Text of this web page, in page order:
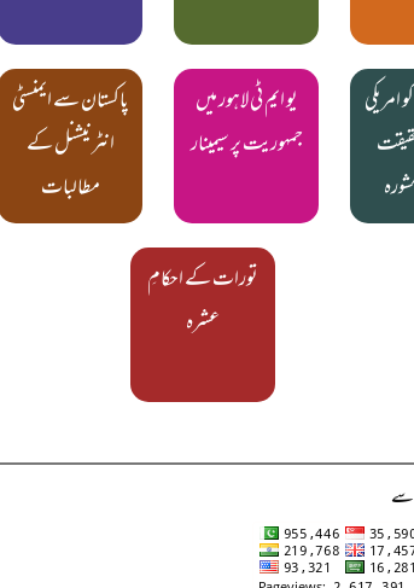
امریکی
یو ایم ٹی لاہور میں
جمہوریت پر سیمینار
پاکستان سے ایمنسٹی
انٹرنیشنل کے
مطالبات
تورات کے احکامِ
عشرہ